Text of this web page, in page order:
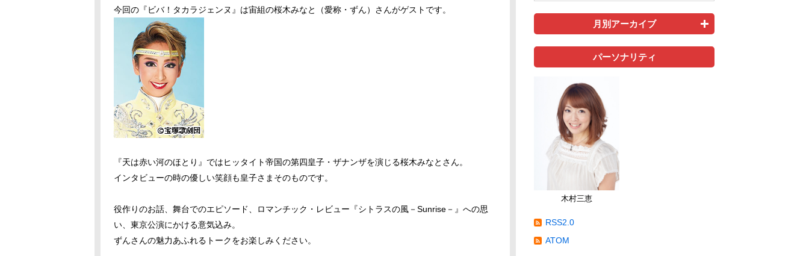
今回の『ビバ！タカラジェンヌ』は宙組の桜木みなと（愛称・ずん）さんがゲストです。
『天は赤い河のほとり』ではヒッタイト帝国の第四皇子・ザナンザを演じる桜木みなとさん。
インタビューの時の優しい笑顔も皇子さまそのものです。
役作りのお話、舞台でのエピソード、ロマンチック・レビュー『シトラスの風－Sunrise－』への思
い、東京公演にかける意気込み。
ずんさんの魅力あふれるトークをお楽しみください。
月別アーカイブ
パーソナリティ
木村三恵
RSS2.0
ATOM